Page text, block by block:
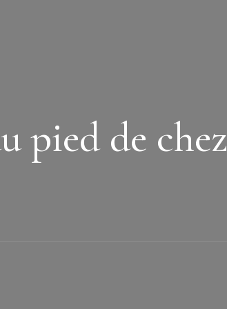
pied de chez